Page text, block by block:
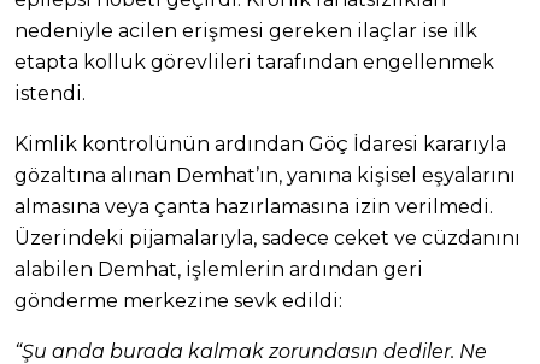
nedeniyle acilen erişmesi gereken ilaçlar ise ilk
etapta kolluk görevlileri tarafından engellenmek
istendi.
Kimlik kontrolünün ardından Göç İdaresi kararıyla
gözaltına alınan Demhat’ın, yanına kişisel eşyalarını
almasına veya çanta hazırlamasına izin verilmedi.
Üzerindeki pijamalarıyla, sadece ceket ve cüzdanını
alabilen Demhat, işlemlerin ardından geri
gönderme merkezine sevk edildi:
“Şu anda burada kalmak zorundasın dediler. Ne